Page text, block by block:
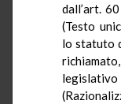
dall’art.
(Testo
lo statuto